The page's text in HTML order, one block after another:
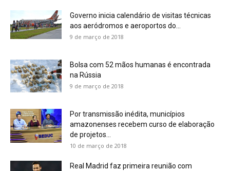
Governo inicia calendário de visitas técnicas
aos aeródromos e aeroportos do...
9 de março de 2018
Bolsa com 52 mãos humanas é encontrada
na Rússia
9 de março de 2018
Por transmissão inédita, municípios
amazonenses recebem curso de elaboração
de projetos...
10 de março de 2018
Real Madrid faz primeira reunião com